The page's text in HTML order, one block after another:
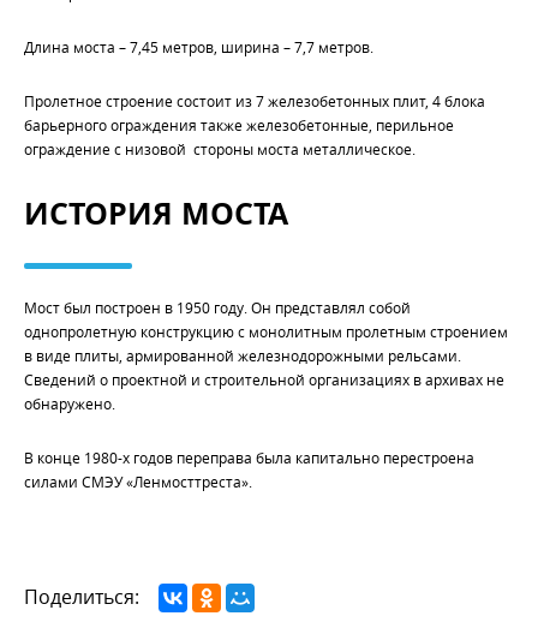
Длина моста – 7,45 метров, ширина – 7,7 метров.
Пролетное строение состоит из 7 железобетонных плит, 4 блока
барьерного ограждения также железобетонные, перильное
ограждение с низовой стороны моста металлическое.
ИСТОРИЯ МОСТА
Мост был построен в 1950 году. Он представлял собой
однопролетную конструкцию с монолитным пролетным строением
в виде плиты, армированной железнодорожными рельсами.
Сведений о проектной и строительной организациях в архивах не
обнаружено.
В конце 1980-х годов переправа была капитально перестроена
силами СМЭУ «Ленмосттреста».
Поделиться: